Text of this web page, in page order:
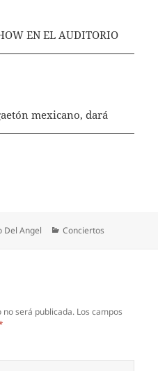
EN EL AUDITORIO
mexicano, dará
Del Angel Categorías
Conciertos
no será publicada. Los campos